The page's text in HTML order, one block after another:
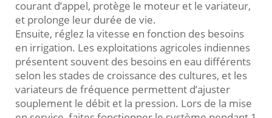
courant d’appel, protège le moteur et le variateur,
et prolonge leur durée de vie.
Ensuite, réglez la vitesse en fonction des besoins
en irrigation. Les exploitations agricoles indiennes
présentent souvent des besoins en eau différents
selon les stades de croissance des cultures, et les
variateurs de fréquence permettent d’ajuster
souplement le débit et la pression. Lors de la mise